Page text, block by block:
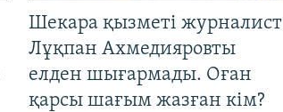
Шекара қызметі журналист
Лұқпан Ахмедияровты
елден шығармады. Оған
қарсы шағым жазған кім?